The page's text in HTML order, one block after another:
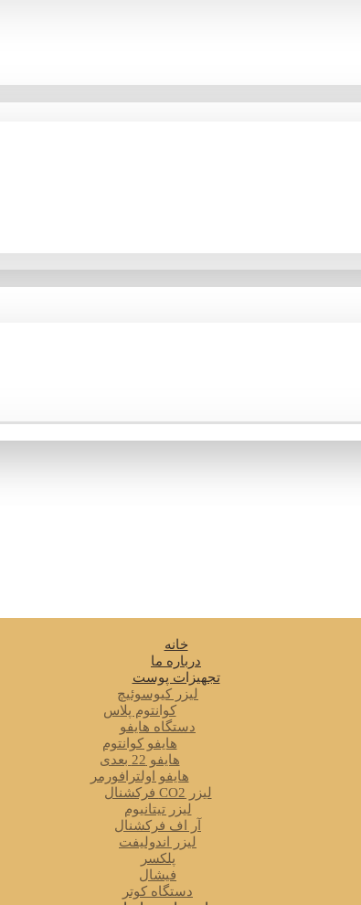
خانه
درباره ما
تجهیزات پوست
لیزر کیوسوئیچ
کوانتوم پلاس
دستگاه هایفو
هایفو کوانتوم
هایفو 22 بعدی
هایفو اولترافورمر
لیزر CO2 فرکشنال
لیزر تیتانیوم
آر اف فرکشنال
لیزر اندولیفت
پلکسر
فیشال
دستگاه کوتر